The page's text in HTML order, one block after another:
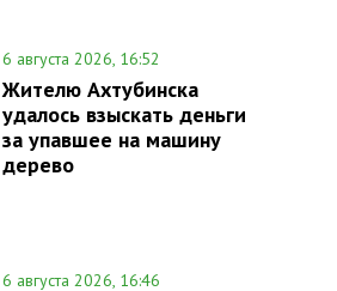
6 августа 2026, 16:52
Жителю Ахтубинска
удалось взыскать деньги
за упавшее на машину
дерево
6 августа 2026, 16:46